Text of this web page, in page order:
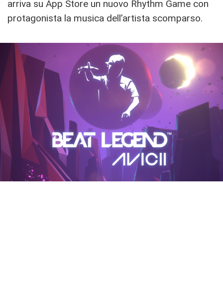
arriva su App Store un nuovo Rhythm Game con
protagonista la musica dell’artista scomparso.